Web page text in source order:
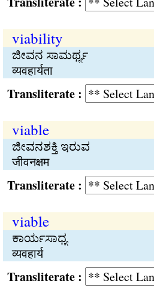
viability
ಜೀವನ ಸಾಮರ್ಥ್ಯ
व्यवहार्यता
:
viable
ಜೀವನಶಕ್ತಿ ಇರುವ
जीवनक्षम
:
viable
ಕಾರ್ಯಸಾಧ್ಯ
व्यवहार्य
: